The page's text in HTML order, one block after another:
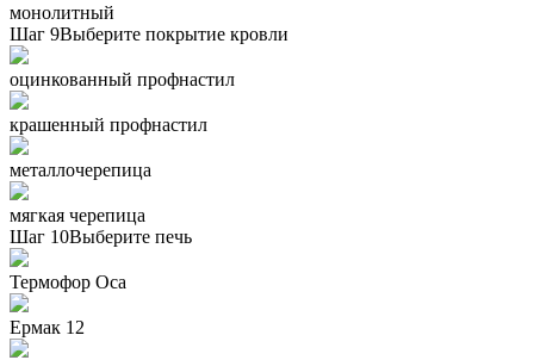
монолитный
Шаг 9Выберите покрытие кровли
оцинкованный профнастил
крашенный профнастил
металлочерепица
мягкая черепица
Шаг 10Выберите печь
Термофор Oса
Ермак 12